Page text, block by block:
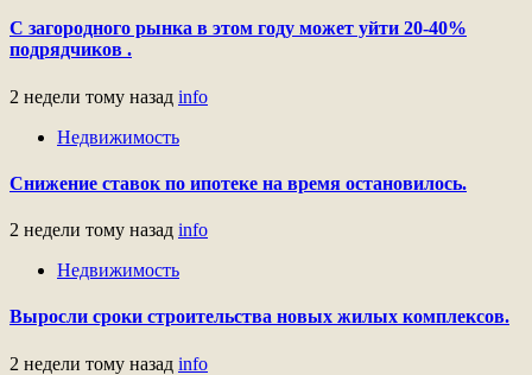
С загородного рынка в этом году может уйти 20-40%
подрядчиков .
2 недели тому назад info
Недвижимость
Снижение ставок по ипотеке на время остановилось.
2 недели тому назад info
Недвижимость
Выросли сроки строительства новых жилых комплексов.
2 недели тому назад info